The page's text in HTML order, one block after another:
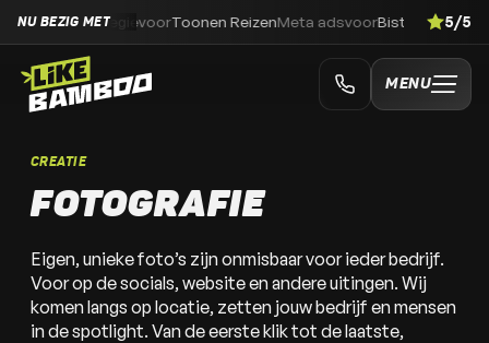
AFSPRAAK MAKEN
AAN DE SLAG MET
met je op om een afspraak te maken!
NU BEZIG MET
voorToonen ReizenMeta adsvoorBistrobar BankohMerk- en 5/5
MENU
CREATIE
FOTOGRAFIE
Eigen, unieke foto’s zijn onmisbaar voor ieder bedrijf.
Voor op de socials, website en andere uitingen. Wij
komen langs op locatie, zetten jouw bedrijf en mensen
in de spotlight. Van de eerste klik tot de laatste,